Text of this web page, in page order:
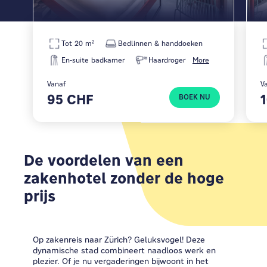
More
Tot 20 m²
Bedlinnen & handdoeken
En-suite badkamer
Haardroger
Vanaf
95 CHF BOEK NU
De voordelen van een
zakenhotel zonder de hoge
prijs
Op zakenreis naar Zürich? Geluksvogel! Deze
dynamische stad combineert naadloos werk en
plezier. Of je nu vergaderingen bijwoont in het